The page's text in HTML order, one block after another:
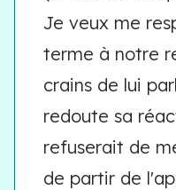
Je veux me
terme à notre
crains de lui
redoute sa
refuserait de
de partir de